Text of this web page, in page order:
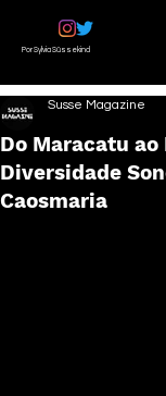
Por Sylvia Süssekind
Do Maracatu ao
Diversidade
Caosmaria
Susse Magazine